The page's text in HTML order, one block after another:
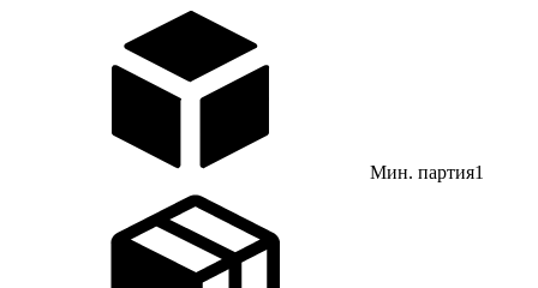
Мин. партия1